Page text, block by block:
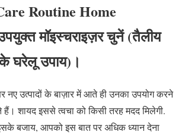
Routine Home
मॉइस्चराइज़र चुनें (तैलीय
घरेलू उपाय)।
नए उत्पादों के बाज़ार में आते ही उनका उपयोग करने
शायद इससे त्वचा को किसी तरह मदद मिलेगी.
बजाय, आपको इस बात पर अधिक ध्यान देना